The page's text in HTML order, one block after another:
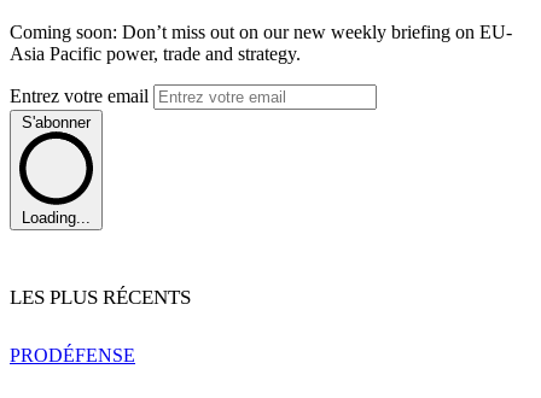
Coming soon: Don’t miss out on our new weekly briefing on EU-
Asia Pacific power, trade and strategy.
Entrez votre email
S'abonner
Loading...
LES PLUS RÉCENTS
PRODÉFENSE